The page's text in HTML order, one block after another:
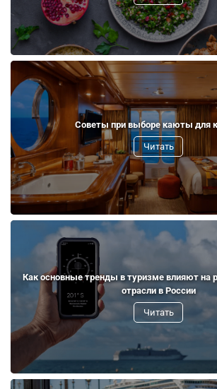
Советы при выборе каюты для
Читать
Как основные тренды в туризме влияют на
отрасли в России
Читать